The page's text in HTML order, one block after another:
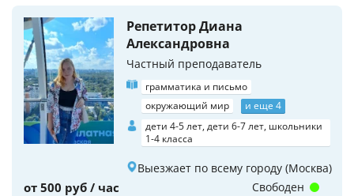
Репетитор Диана
Александровна
Частный преподаватель
грамматика и письмо
окружающий мир
и еще 4
дети 4-5 лет, дети 6-7 лет, школьники
1-4 класса
Выезжает по всему городу (Москва)
от 500 руб / час Свободен